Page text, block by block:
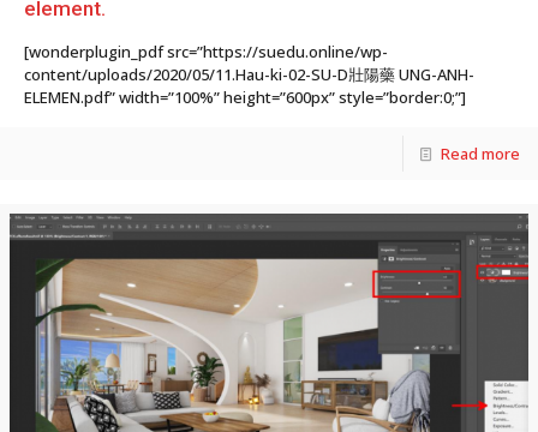
element.
[wonderplugin_pdf src=”https://suedu.online/wp-
content/uploads/2020/05/11.Hau-ki-02-SU-D 壯陽藥 UNG-ANH-
ELEMEN.pdf” width=”100%” height=”600px” style=”border:0;”]
Read more